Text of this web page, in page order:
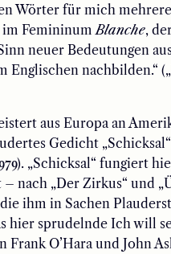
Wörter für mich
Femininum Blanche,
neuer Bedeutungen
nachbilden.“
aus Europa an
Gedicht „Schicksal“
„Schicksal“ fungiert
nach „Der Zirkus“ und
die ihm in Sachen
hier sprudelnde Ich will
O’Hara und John